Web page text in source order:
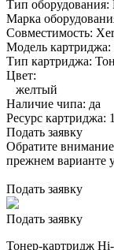
Тип оборудования:
Марка
Совместимость:
Модель картриджа:
Тип картриджа:
Цвет:
желтый
Наличие чипа: да
Ресурс картриджа:
Подать заявку
Обратите
прежнем варианте
Подать заявку
Подать заявку
Тонер-картридж